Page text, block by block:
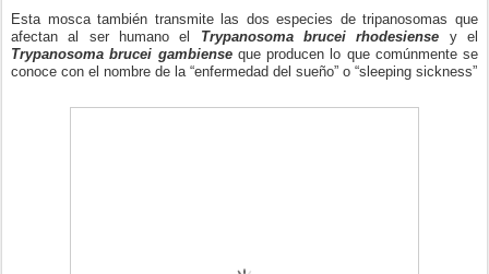
Esta mosca también transmite las dos especies de tripanosomas que
afectan al ser humano el Trypanosoma brucei rhodesiense y el
Trypanosoma brucei gambienseque producen lo que comúnmente se
conoce con el nombre de la “enfermedad del sueño” o “sleeping sickness”